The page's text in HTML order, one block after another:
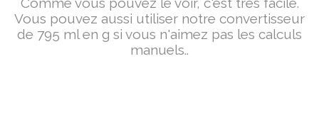
Vous pouvez aussi utiliser notre convertisseur
de 795 ml en g si vous n'aimez pas les calculs
manuels..